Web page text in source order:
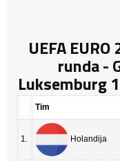
UEFA
runda -
Luksemburg
Tim
1. Holandija